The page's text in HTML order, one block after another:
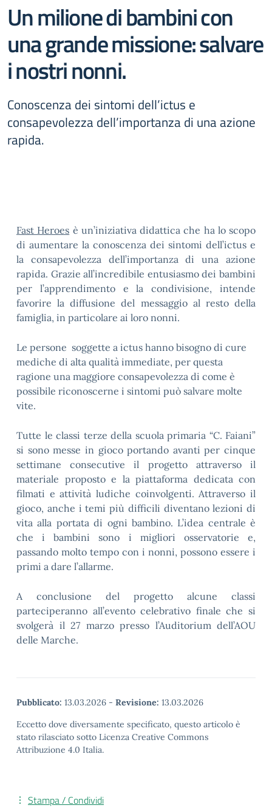
Un milione di bambini con
una grande missione: salvare
i nostri nonni.
Conoscenza dei sintomi dell’ictus e
consapevolezza dell’importanza di una azione
rapida.
Fast Heroes è un’iniziativa didattica che ha lo scopo
di aumentare la conoscenza dei sintomi dell’ictus e
la consapevolezza dell’importanza di una azione
rapida. Grazie all’incredibile entusiasmo dei bambini
per l’apprendimento e la condivisione, intende
favorire la diffusione del messaggio al resto della
famiglia, in particolare ai loro nonni.
Le persone soggette a ictus hanno bisogno di cure
mediche di alta qualità immediate, per questa
ragione una maggiore consapevolezza di come è
possibile riconoscerne i sintomi può salvare molte
vite.
Tutte le classi terze della scuola primaria “C. Faiani”
si sono messe in gioco portando avanti per cinque
settimane consecutive il progetto attraverso il
materiale proposto e la piattaforma dedicata con
filmati e attività ludiche coinvolgenti. Attraverso il
gioco, anche i temi più difficili diventano lezioni di
vita alla portata di ogni bambino. L’idea centrale è
che i bambini sono i migliori osservatorie e,
passando molto tempo con i nonni, possono essere i
primi a dare l’allarme.
A conclusione del progetto alcune classi
parteciperanno all’evento celebrativo finale che si
svolgerà il 27 marzo presso l’Auditorium dell’AOU
delle Marche.
Pubblicato: 13.03.2026 - Revisione: 13.03.2026
Eccetto dove diversamente specificato, questo articolo è
stato rilasciato sotto Licenza Creative Commons
Attribuzione 4.0 Italia.
Stampa / Condividi